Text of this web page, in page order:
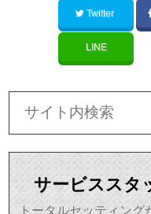
Twitter
LINE
サービススタ
トータルセッティン